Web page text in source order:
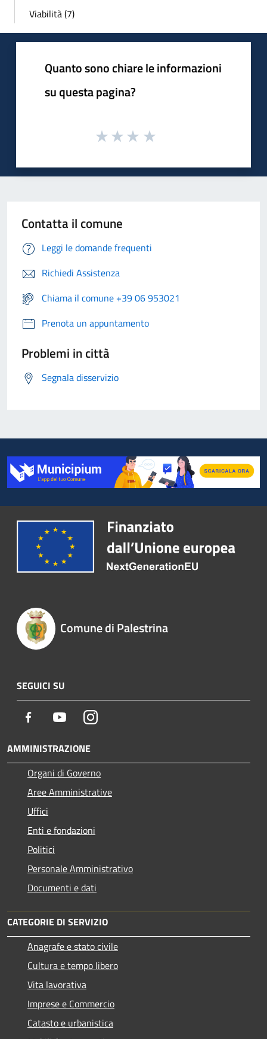
Viabilità (7)
Quanto sono chiare le informazioni
su questa pagina?
Contatta il comune
Leggi le domande frequenti
Richiedi Assistenza
Chiama il comune +39 06 953021
Prenota un appuntamento
Problemi in città
Segnala disservizio
Comune di Palestrina
SEGUICI SU
Facebook YoutubeInstagram
AMMINISTRAZIONE
Organi di Governo
Aree Amministrative
Uffici
Enti e fondazioni
Politici
Personale Amministrativo
Documenti e dati
CATEGORIE DI SERVIZIO
Anagrafe e stato civile
Cultura e tempo libero
Vita lavorativa
Imprese e Commercio
Catasto e urbanistica